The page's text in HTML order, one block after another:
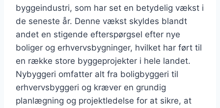
byggeindustri, som har set en betydelig vækst i
de seneste år. Denne vækst skyldes blandt
andet en stigende efterspørgsel efter nye
boliger og erhvervsbygninger, hvilket har ført til
en række store byggeprojekter i hele landet.
Nybyggeri omfatter alt fra boligbyggeri til
erhvervsbyggeri og kræver en grundig
planlægning og projektledelse for at sikre, at